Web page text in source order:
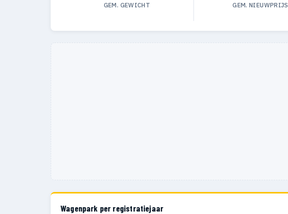
GEM. GEWICHT GEM. NIEUWPRIJS
Wagenpark per registratiejaar